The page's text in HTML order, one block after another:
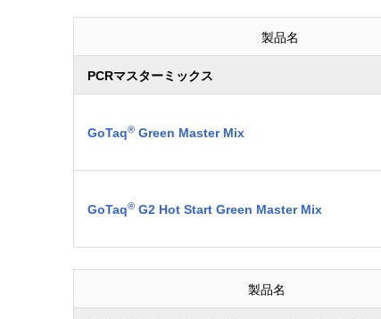
製品名
PCRマスターミックス
GoTaq® Green Master Mix
GoTaq® G2 Hot Start Green Master Mix
製品名